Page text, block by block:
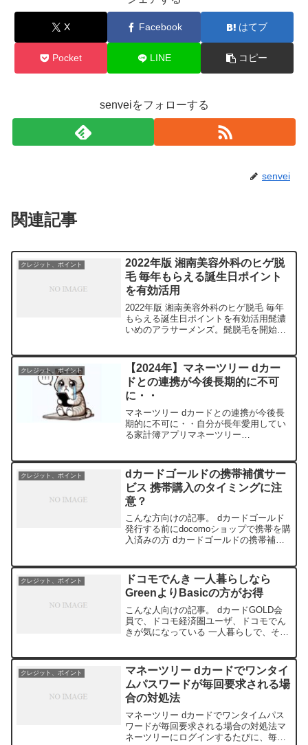
X Facebook はてブ
Pocket LINE コピー
senveiをフォローする
senvei
関連記事
クレジット、ポイント
2022年版 湘南美容外科のヒゲ脱
毛 毎年もらえる誕生日ポイント
を有効活用
2022年版 湘南美容外科のヒゲ脱毛 毎年
もらえる誕生日ポイントを有効活用髭濃
いめのアラサーメンズ。髭脱毛を開始し
下 → １１回終了 もみあげ周辺、頬 → ７
回終了 ...
クレジット、ポイント
【2024年】マネーツリー dカー
ドとの連携が今後長期的に不可
に・・
マネーツリー dカードとの連携が今後長
期的に不可に・・自分が長年愛用してい
る家計簿アプリマネーツリー
ユーザーの利用者にとって残念なお知ら
せが出ていた。2024...
クレジット、ポイント
dカードゴールドの携帯補償サー
ビス 携帯購入のタイミングに注
意？
こんな方向けの記事。 dカードゴールド
発行する前にdocomoショップで携帯を購
入済みの方 dカードゴールドの携帯補償
に注意？docomoユーザにとって、dカー
ドゴ...
クレジット、ポイント
ドコモでんき 一人暮らしなら
GreenよりBasicの方がお得
こんな人向けの記事。 dカードGOLD会
員で、ドコモ経済圏ユーザ、ドコモでん
きが気になっている 一人暮らしで、それ
得か知りたいドコモでんき 一人暮らしな
らGr...
クレジット、ポイント
マネーツリー dカードでワンタイ
ムパスワードが毎回要求される場
合の対処法
マネーツリー dカードでワンタイムパス
ワードが毎回要求される場合の対処法マ
ネーツリーにログインするたびに、毎回